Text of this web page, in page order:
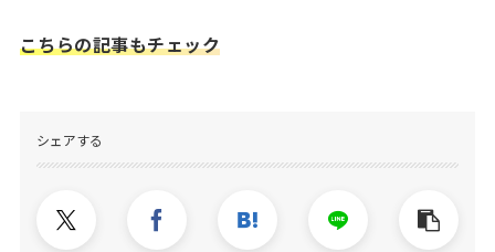
こちらの記事もチェック
シェアする